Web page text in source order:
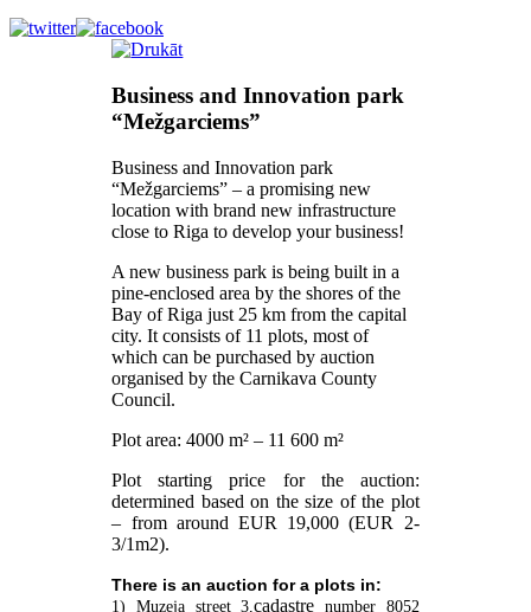
Business and Innovation park
“Mežgarciems”
Business and Innovation park
“Mežgarciems” – a promising new
location with brand new infrastructure
close to Riga to develop your business!
A new business park is being built in a
pine-enclosed area by the shores of the
Bay of Riga just 25 km from the capital
city. It consists of 11 plots, most of
which can be purchased by auction
organised by the Carnikava County
Council.
Plot area: 4000 m² – 11 600 m²
Plot starting price for the auction:
determined based on the size of the plot
– from around EUR 19,000 (EUR 2-
3/1m2).
There is an auction for a plots in:
1) Muzeja street 3,cadastre number 8052